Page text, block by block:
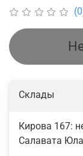
Склады
Кирова 167:
Салавата